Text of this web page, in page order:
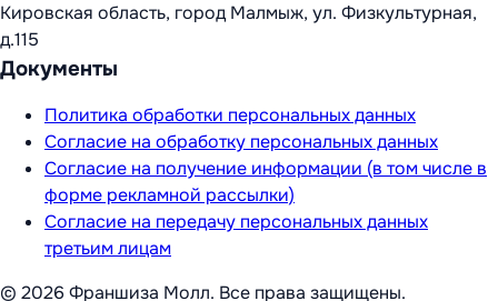
Кировская область, город Малмыж, ул. Физкультурная,
д.115
Документы
Политика обработки персональных данных
Согласие на обработку персональных данных
Согласие на получение информации (в том числе в
форме рекламной рассылки)
Согласие на передачу персональных данных
третьим лицам
© 2026 Франшиза Молл. Все права защищены.